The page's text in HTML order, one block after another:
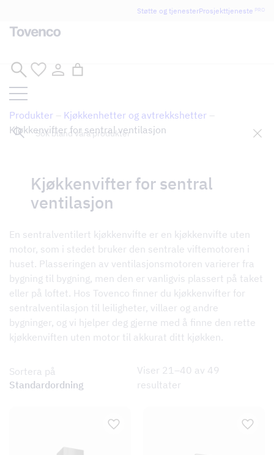
Glad Sommar! Tovencos bostadssektion håller
semesterstängt under vecka 29–31. Storköksverksamheten
Hopp
innhold
Støtte og tjenesterProsjekttjeneste PRO
Sök
Produkter – Kjøkkenhetter og avtrekkshetter –
Kjøkkenvifter for sentral ventilasjon
Tillbaka till butik
Kjøkkenvifter for sentral
ventilasjon
En sentralventilert kjøkkenvifte er en kjøkkenvifte uten
motor, som i stedet bruker den sentrale viftemotoren i
huset. Plasseringen av ventilasjonsmotoren varierer fra
bygning til bygning, men den er vanligvis plassert på taket
eller på loftet. Hos Tovenco finner du kjøkkenvifter for
sentralventilasjon til leiligheter, villaer og andre
bygninger, og vi hjelper deg gjerne med å finne den rette
kjøkkenviften uten motor til akkurat ditt kjøkken.
Sortera på
Viser 21–40 av 49
resultater